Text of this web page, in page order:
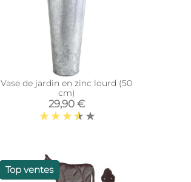
Vase de jardin en zinc lourd (50
cm)
29,90 €
Top ventes